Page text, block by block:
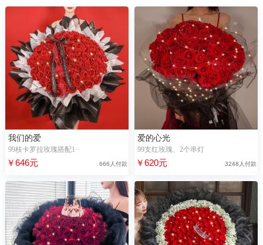
我们的爱
99枝卡罗拉玫瑰搭配1··
￥646元 666人付款
爱的心光
99支红玫瑰、2个串灯
￥620元 3248人付款